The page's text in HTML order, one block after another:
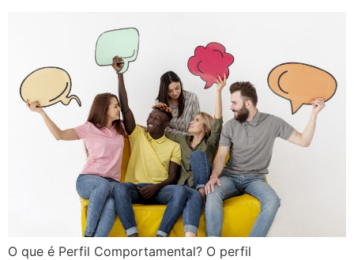
O que é Perfil Comportamental? O perfil